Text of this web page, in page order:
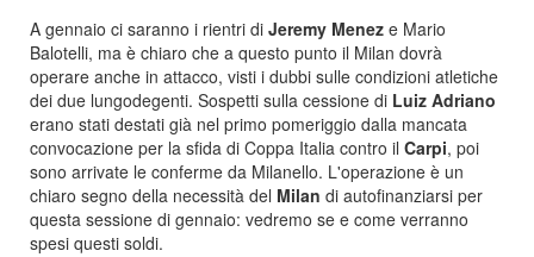
A gennaio ci saranno i rientri di Jeremy Menez e Mario
Balotelli, ma è chiaro che a questo punto il Milan dovrà
operare anche in attacco, visti i dubbi sulle condizioni atletiche
dei due lungodegenti. Sospetti sulla cessione di Luiz Adriano
erano stati destati già nel primo pomeriggio dalla mancata
convocazione per la sfida di Coppa Italia contro il Carpi, poi
sono arrivate le conferme da Milanello. L'operazione è un
chiaro segno della necessità del Milan di autofinanziarsi per
questa sessione di gennaio: vedremo se e come verranno
spesi questi soldi.